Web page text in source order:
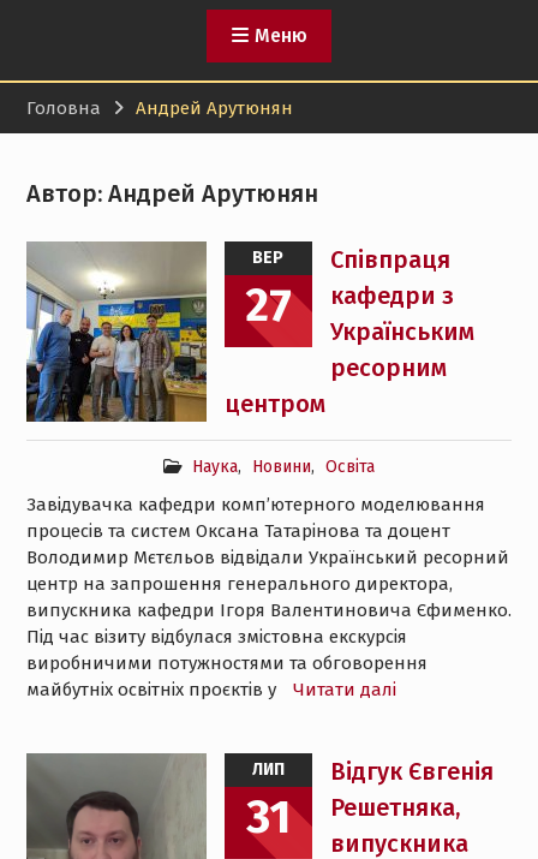
Меню
Головна Андрей Арутюнян
Автор: Андрей Арутюнян
ВЕР
27
Співпраця
кафедри з
Українським
ресорним
центром
Наука, Новини, Освіта
Завідувачка кафедри комп’ютерного моделювання
процесів та систем Оксана Татарінова та доцент
Володимир Мєтєльов відвідали Український ресорний
центр на запрошення генерального директора,
випускника кафедри Ігоря Валентиновича Єфименко.
Під час візиту відбулася змістовна екскурсія
виробничими потужностями та обговорення
майбутніх освітніх проєктів у
Читати далі
ЛИП
31
Відгук Євгенія
Решетняка,
випускника